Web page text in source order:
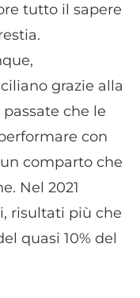
tutto il sapere
grazie alla
che le
con
comparto che
Nel 2021
risultati più che
quasi 10% del